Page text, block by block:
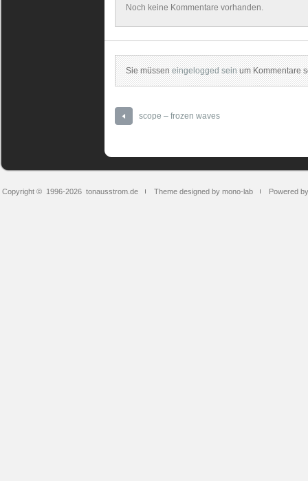
Noch keine Kommentare vorhanden.
Sie müsseneingelogged seinum Kommentare
scope – frozen waves
Copyright © 1996-2026 tonausstrom.de Theme designed by mono-lab Powered